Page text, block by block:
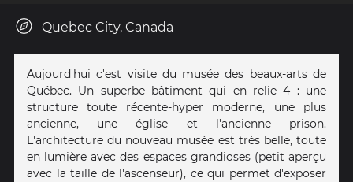
Quebec City, Canada
Aujourd'hui c'est visite du musée des beaux-arts de
Québec. Un superbe bâtiment qui en relie 4 : une
structure toute récente-hyper moderne, une plus
ancienne, une église et l'ancienne prison.
L'architecture du nouveau musée est très belle, toute
en lumière avec des espaces grandioses (petit aperçu
avec la taille de l'ascenseur), ce qui permet d'exposer